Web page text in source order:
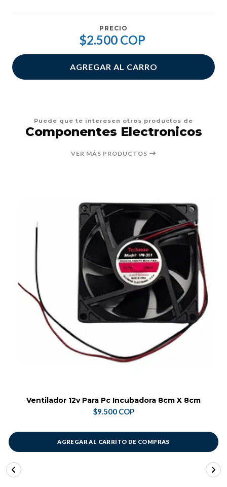
PRECIO
$2.500 COP
AGREGAR AL CARRO
Puede que te interesen otros productos de
Componentes Electronicos
VER MÁS PRODUCTOS
Ventilador 12v Para Pc Incubadora 8cm X 8cm
$9.500 COP
AGREGAR AL CARRITO DE COMPRAS